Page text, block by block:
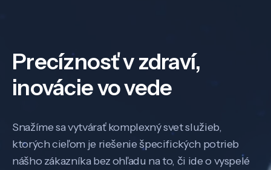
Precíznosť v zdraví,
inovácie vo vede
Snažíme sa vytvárať komplexný svet služieb,
ktorých cieľom je riešenie špecifických potrieb
nášho zákazníka bez ohľadu na to, či ide o vyspelé